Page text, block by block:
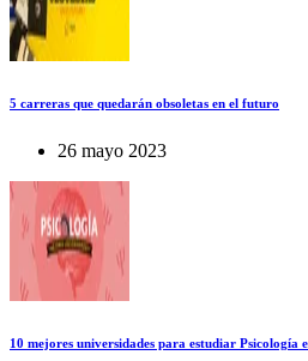
5 carreras que quedarán obsoletas en el futuro
26 mayo 2023
10 mejores universidades para estudiar Psicología